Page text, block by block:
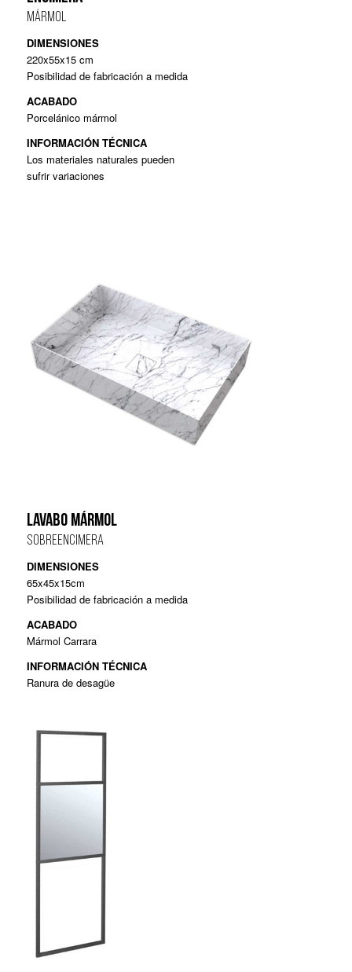
MÁRMOL
DIMENSIONES
220x55x15 cm
Posibilidad de fabricación a medida
ACABADO
Porcelánico mármol
INFORMACIÓN TÉCNICA
Los materiales naturales pueden
sufrir variaciones
LAVABO MÁRMOL
SOBREENCIMERA
DIMENSIONES
65x45x15cm
Posibilidad de fabricación a medida
ACABADO
Mármol Carrara
INFORMACIÓN TÉCNICA
Ranura de desagüe